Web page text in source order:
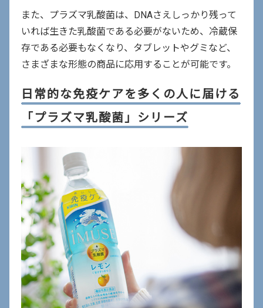
また、プラズマ乳酸菌は、DNAさえしっかり残って
いれば生きた乳酸菌である必要がないため、冷蔵保
存である必要もなくなり、タブレットやグミなど、
さまざまな形態の商品に応用することが可能です。
日常的な免疫ケアを多くの人に届ける
「プラズマ乳酸菌」シリーズ